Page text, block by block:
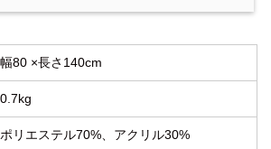
幅80 ×長さ140cm
0.7kg
ポリエステル70%、アクリル30%